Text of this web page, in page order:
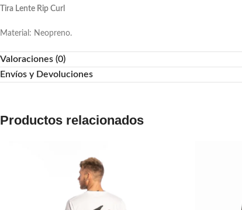
Tira Lente Rip Curl
Material: Neopreno.
Valoraciones (0)
Envíos y Devoluciones
Productos relacionados